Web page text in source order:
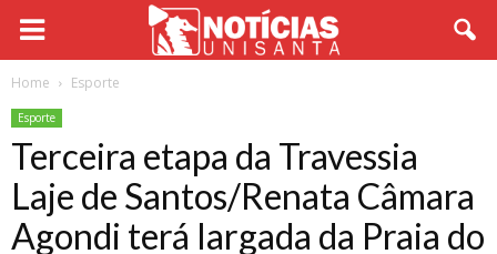
Home Esporte
Esporte
Terceira etapa da Travessia
Laje de Santos/Renata Câmara
Agondi terá largada da Praia do